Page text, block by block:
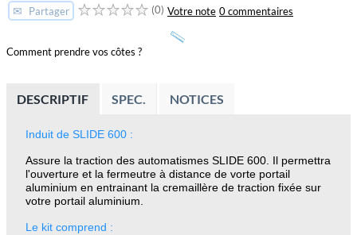
✉ Partager (0) Votre note 0 commentaires
Comment prendre vos côtes ?
DESCRIPTIF SPEC. NOTICES
Induit de SLIDE 600 :
Assure la traction des automatismes SLIDE 600. Il permettra
l'ouverture et la fermeutre à distance de vorte portail
aluminium en entrainant la cremaillère de traction fixée sur
votre portail aluminium.
Le kit comprend :